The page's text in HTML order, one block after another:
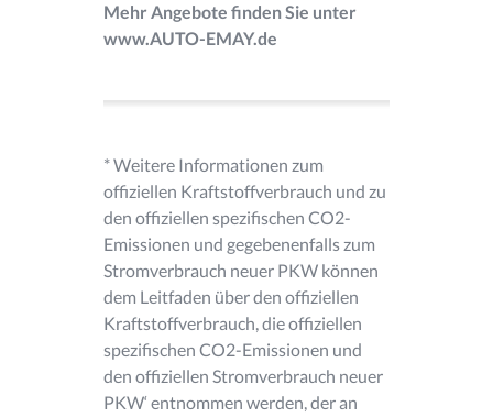
Mehr Angebote finden Sie unter
www.AUTO-EMAY.de
* Weitere Informationen zum
offiziellen Kraftstoffverbrauch und zu
den offiziellen spezifischen CO2-
Emissionen und gegebenenfalls zum
Stromverbrauch neuer PKW können
dem Leitfaden über den offiziellen
Kraftstoffverbrauch, die offiziellen
spezifischen CO2-Emissionen und
den offiziellen Stromverbrauch neuer
PKW‘ entnommen werden, der an